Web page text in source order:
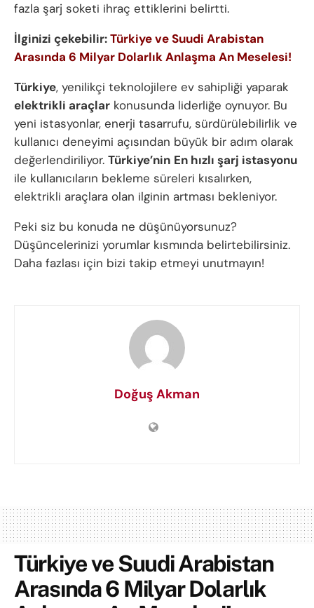
fazla şarj soketi ihraç ettiklerini belirtti.
İlginizi çekebilir:Türkiye ve Suudi Arabistan
Arasında 6 Milyar Dolarlık Anlaşma An Meselesi!
Türkiye, yenilikçi teknolojilere ev sahipliği yaparak
elektrikli araçlar konusunda liderliğe oynuyor. Bu
yeni istasyonlar, enerji tasarrufu, sürdürülebilirlik ve
kullanıcı deneyimi açısından büyük bir adım olarak
değerlendiriliyor. Türkiye’nin En hızlı şarj istasyonu
ile kullanıcıların bekleme süreleri kısalırken,
elektrikli araçlara olan ilginin artması bekleniyor.
Peki siz bu konuda ne düşünüyorsunuz?
Düşüncelerinizi yorumlar kısmında belirtebilirsiniz.
Daha fazlası için bizi takip etmeyi unutmayın!
Doğuş Akman
Türkiye ve Suudi Arabistan
Arasında 6 Milyar Dolarlık